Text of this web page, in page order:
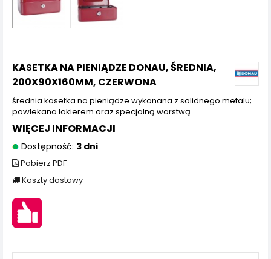
KASETKA NA PIENIĄDZE DONAU, ŚREDNIA,
200X90X160MM, CZERWONA
średnia kasetka na pieniądze wykonana z solidnego metalu;
powlekana lakierem oraz specjalną warstwą ...
WIĘCEJ INFORMACJI
Dostępność: 3 dni
Pobierz PDF
Koszty dostawy